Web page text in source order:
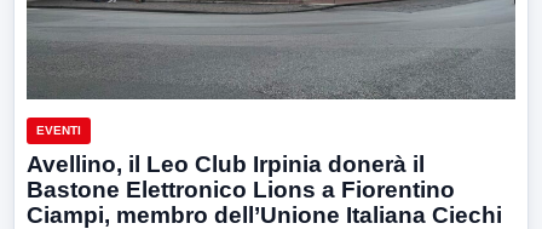
EVENTI
Avellino, il Leo Club Irpinia donerà il
Bastone Elettronico Lions a Fiorentino
Ciampi, membro dell’Unione Italiana Ciechi